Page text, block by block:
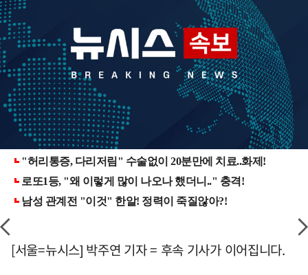
[서울=뉴시스] 박주연 기자 = 후속 기사가 이어집니다.